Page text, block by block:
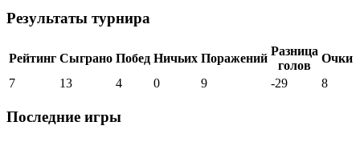
Результаты турнира
Рейтинг Сыграно Побед Ничьих Поражений
Разница
голов
Очки
7
13 4 0 9 -29 8
Последние игры